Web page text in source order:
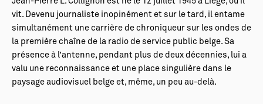
Rencontres
vit. Devenu journaliste inopinément et sur le tard, il entame
simultanément une carrière de chroniqueur sur les ondes de
la première chaîne de la radio de service public belge. Sa
présence à l’antenne, pendant plus de deux décennies, lui a
valu une reconnaissance et une place singulière dans le
paysage audiovisuel belge et, même, un peu au-delà.